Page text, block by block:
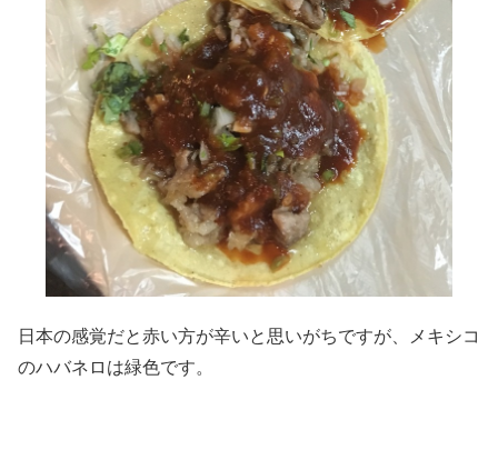
日本の感覚だと赤い方が辛いと思いがちですが、メキシコ
のハバネロは緑色です。